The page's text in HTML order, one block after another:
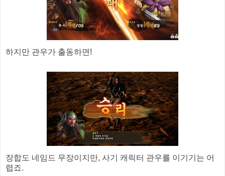
하지만 관우가 출동하면!
장합도 네임드 무장이지만, 사기 캐릭터 관우를 이기기는 어
렵죠.